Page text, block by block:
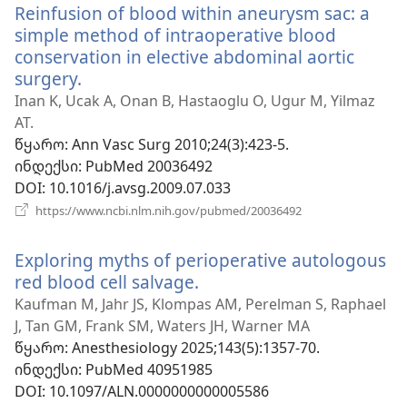
Reinfusion of blood within aneurysm sac: a
simple method of intraoperative blood
conservation in elective abdominal aortic
surgery.
ახალი
Inan K, Ucak A, Onan B, Hastaoglu O, Ugur M, Yilmaz
AT.
წყარო‎: Ann Vasc Surg 2010;24(3):423-5.
ინდექსი‎: PubMed 20036492
DOI‎: 10.1016/j.avsg.2009.07.033
https://www.ncbi.nlm.nih.gov/pubmed/20036492
Exploring myths of perioperative autologous
red blood cell salvage.
ახალი
ფანჯარა)
Kaufman M, Jahr JS, Klompas AM, Perelman S, Raphael
J, Tan GM, Frank SM, Waters JH, Warner MA
წყარო‎: Anesthesiology 2025;143(5):1357-70.
ინდექსი‎: PubMed 40951985
DOI‎: 10.1097/ALN.0000000000005586